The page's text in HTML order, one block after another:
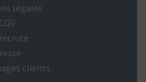
légales
CGV
clients